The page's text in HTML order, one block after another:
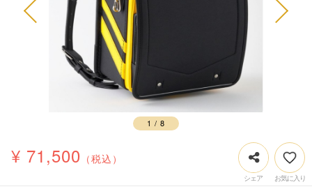
1 / 8
¥ 71,500 （税込）